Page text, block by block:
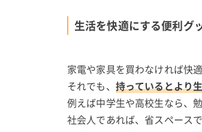
生活を快適にする便利グ
家電や家具を買わなければ快
それでも、 持っているとより
例えば中学生や高校生なら、
社会人であれば、省スペース